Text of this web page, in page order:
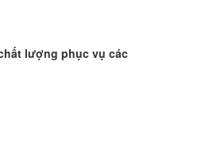
lượng phục vụ các